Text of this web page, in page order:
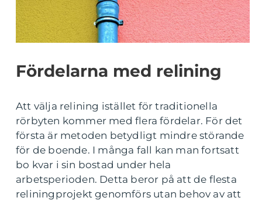
Fördelarna med relining
Att välja relining istället för traditionella
rörbyten kommer med flera fördelar. För det
första är metoden betydligt mindre störande
för de boende. I många fall kan man fortsatt
bo kvar i sin bostad under hela
arbetsperioden. Detta beror på att de flesta
reliningprojekt genomförs utan behov av att